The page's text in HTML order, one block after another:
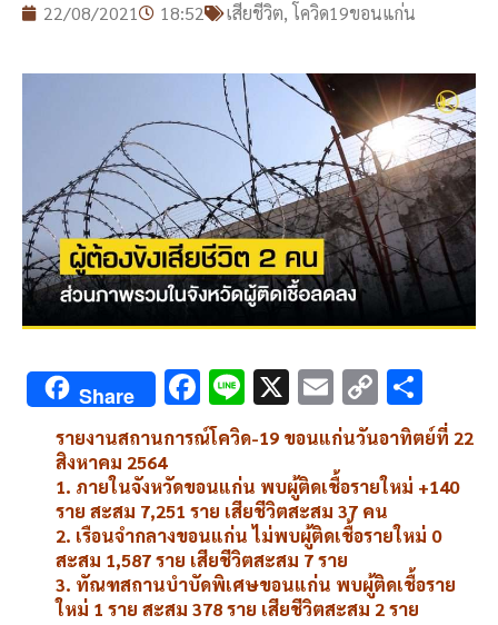
22/08/2021 18:52 เสียชีวิต, โควิด19ขอนแก่น
Share F
ac
e
b
o
o
k
Li
n
e
X E
m
ai
l
C
o
py
Li
n
k
h
ar
e
รายงานสถานการณ์โควิด-19 ขอนแก่นวันอาทิตย์ที่ 22
สิงหาคม 2564
1. ภายในจังหวัดขอนแก่น พบผู้ติดเชื้อรายใหม่ +140
ราย สะสม 7,251 ราย เสียชีวิตสะสม 37 คน
2. เรือนจำกลางขอนแก่น ไม่พบผู้ติดเชื้อรายใหม่ 0
สะสม 1,587 ราย เสียชีวิตสะสม 7 ราย
3. ทัณฑสถานบำบัดพิเศษขอนแก่น พบผู้ติดเชื้อราย
ใหม่ 1 ราย สะสม 378 ราย เสียชีวิตสะสม 2 ราย